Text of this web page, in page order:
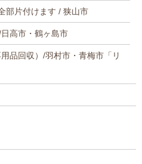
部片付けます / 狭山市
高市・鶴ヶ島市
品回収）/羽村市・青梅市「リ